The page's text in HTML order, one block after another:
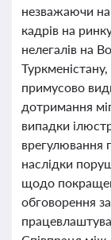
незважаючи на
кадрів на
нелегалів на
примусово
дотримання
випадки
врегулювання
наслідки
щодо
обговорення